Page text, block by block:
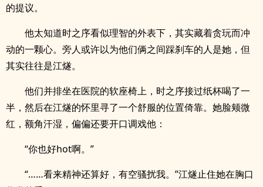
的提议。
他太知道时之序看似理智的外表下，其实藏着贪玩而冲
动的一颗心。旁人或许以为他们俩之间踩刹车的人是她，但
其实往往是江燧。
他们并排坐在医院的软座椅上，时之序接过纸杯喝了一
半，然后在江燧的怀里寻了一个舒服的位置倚靠。她脸颊微
红，额角汗湿，偏偏还要开口调戏他：
“你也好hot啊。”
“……看来精神还算好，有空骚扰我。”江燧止住她在胸口